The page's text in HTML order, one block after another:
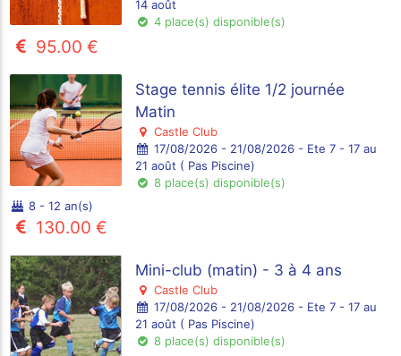
14 août
4 place(s) disponible(s)
95.00 €
Stage tennis élite 1/2 journée
Matin
Castle Club
17/08/2026 - 21/08/2026 - Ete 7 - 17 au
21 août ( Pas Piscine)
8 place(s) disponible(s)
8 - 12 an(s)
130.00 €
Mini-club (matin) - 3 à 4 ans
Castle Club
17/08/2026 - 21/08/2026 - Ete 7 - 17 au
21 août ( Pas Piscine)
8 place(s) disponible(s)